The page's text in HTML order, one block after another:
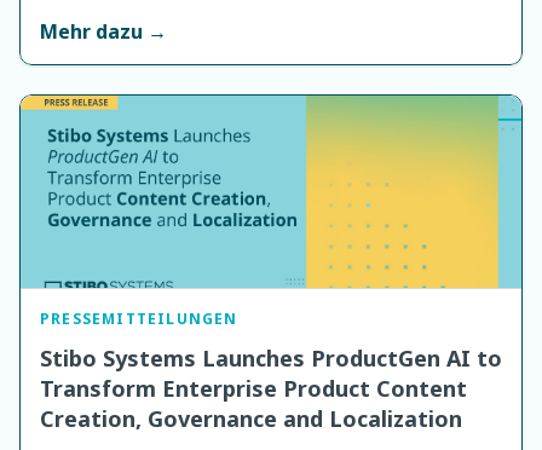
Mehr dazu →
PRESSEMITTEILUNGEN
Stibo Systems Launches ProductGen AI to
Transform Enterprise Product Content
Creation, Governance and Localization